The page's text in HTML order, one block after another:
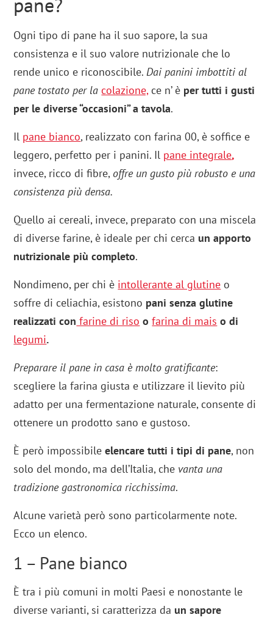
Ogni tipo di pane ha il suo sapore, la sua
consistenza e il suo valore nutrizionale che lo
rende unico e riconoscibile.Dai panini imbottiti al
pane tostato per lacolazione,ce n’ è per tutti i gusti
per le diverse “occasioni” a tavola.
Il pane bianco, realizzato con farina 00, è soffice e
leggero, perfetto per i panini. Il pane integrale,
invece, ricco di fibre, offre un gusto più robusto e una
consistenza più densa.
Quello ai cereali, invece, preparato con una miscela
di diverse farine, è ideale per chi cerca un apporto
nutrizionale più completo.
Nondimeno, per chi è intollerante al glutine o
soffre di celiachia, esistono pani senza glutine
realizzati con farine di riso ofarina di mais o di
legumi.
Preparare il pane in casa è molto gratificante:
scegliere la farina giusta e utilizzare il lievito più
adatto per una fermentazione naturale, consente di
ottenere un prodotto sano e gustoso.
È però impossibileelencare tutti i tipi di pane, non
solo del mondo, ma dell’Italia, che vanta una
tradizione gastronomica ricchissima.
Alcune varietà però sono particolarmente note.
Ecco un elenco.
1 – Pane bianco
È tra i più comuni in molti Paesi e nonostante le
diverse varianti, si caratterizza da un sapore